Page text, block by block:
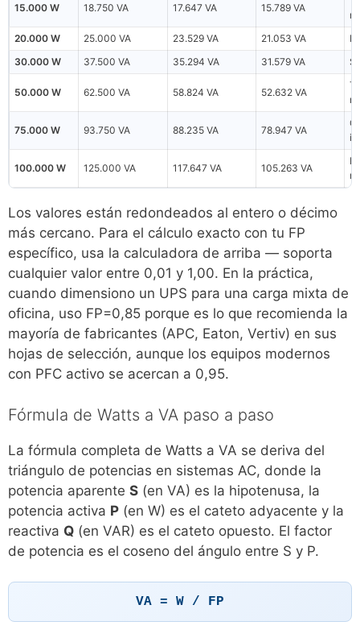
15.000 W 18.750 VA 17.647 VA 15.789 VA
20.000 W
25.000 VA 23.529 VA 21.053 VA
30.000 W
37.500 VA 35.294 VA 31.579 VA
50.000 W 62.500 VA 58.824 VA 52.632 VA
75.000 W 93.750 VA 88.235 VA 78.947 VA
100.000 W 125.000 VA 117.647 VA 105.263 VA
Los valores están redondeados al entero o décimo
más cercano. Para el cálculo exacto con tu FP
específico, usa la calculadora de arriba — soporta
cualquier valor entre 0,01 y 1,00. En la práctica,
cuando dimensiono un UPS para una carga mixta de
oficina, uso FP=0,85 porque es lo que recomienda la
mayoría de fabricantes (APC, Eaton, Vertiv) en sus
hojas de selección, aunque los equipos modernos
con PFC activo se acercan a 0,95.
Fórmula de Watts a VA paso a paso
La fórmula completa de Watts a VA se deriva del
triángulo de potencias en sistemas AC, donde la
potencia aparente S (en VA) es la hipotenusa, la
potencia activa P (en W) es el cateto adyacente y la
reactiva Q (en VAR) es el cateto opuesto. El factor
de potencia es el coseno del ángulo entre S y P.
VA = W / FP